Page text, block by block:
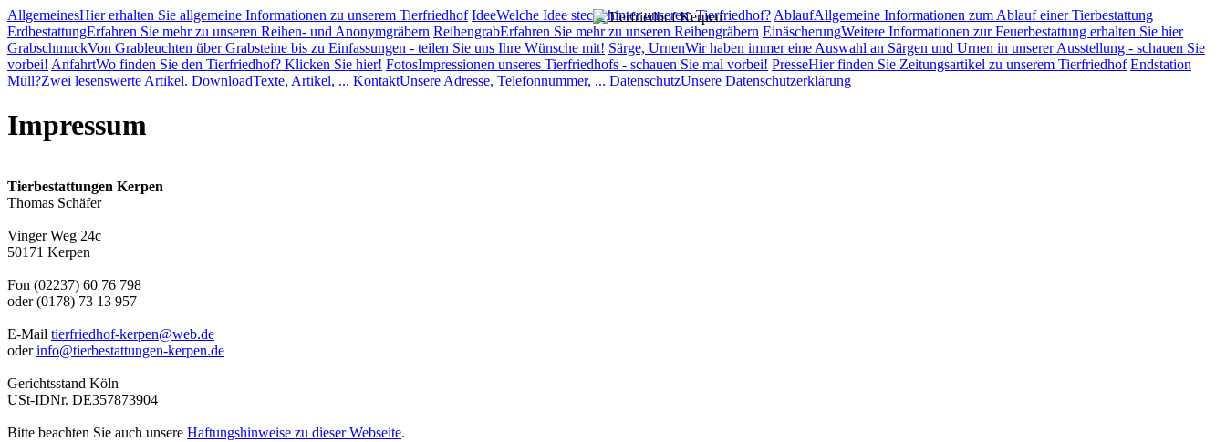
AllgemeinesHier erhalten Sie allgemeine Informationen zu unserem Tierfriedhof IdeeWelche Idee steckt hinter unserem Tierfriedhof? AblaufAllgemeine Informationen zum Ablauf einer Tierbestattung
ErdbestattungErfahren Sie mehr zu unseren Reihen- und Anonymgräbern ReihengrabErfahren Sie mehr zu unseren Reihengräbern EinäscherungWeitere Informationen zur Feuerbestattung erhalten Sie hier
GrabschmuckVon Grableuchten über Grabsteine bis zu Einfassungen - teilen Sie uns Ihre Wünsche mit! Särge, UrnenWir haben immer eine Auswahl an Särgen und Urnen in unserer Ausstellung - schauen Sie
vorbei! AnfahrtWo finden Sie den Tierfriedhof? Klicken Sie hier! FotosImpressionen unseres Tierfriedhofs - schauen Sie mal vorbei! PresseHier finden Sie Zeitungsartikel zu unserem Tierfriedhof Endstation
Müll?Zwei lesenswerte Artikel. DownloadTexte, Artikel, ... KontaktUnsere Adresse, Telefonnummer, ... DatenschutzUnsere Datenschutzerklärung
Impressum
Tierbestattungen Kerpen
Thomas Schäfer
Vinger Weg 24c
50171 Kerpen
Fon (02237) 60 76 798
oder (0178) 73 13 957
E-Mail tierfriedhof-kerpen@web.de
oderinfo@tierbestattungen-kerpen.de
Gerichtsstand Köln
USt-IDNr. DE357873904
Bitte beachten Sie auch unsere Haftungshinweise zu dieser Webseite.